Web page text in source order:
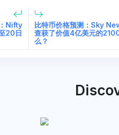
Nifty
20日
比特币价格预测：Sky
查获了价值4亿美元的
么？